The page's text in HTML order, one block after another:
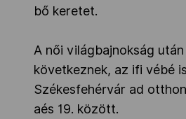
bő keretet.
A női világbajnokság
következnek, az ifi vébé
Székesfehérvár ad
aés 19. között.